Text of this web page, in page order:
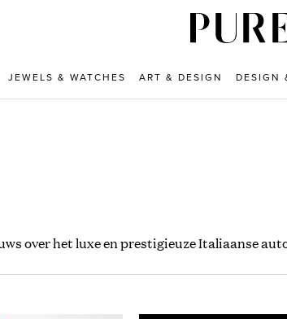
JEWELS & WATCHES ART & DESIGN DESIGN
over het luxe en prestigieuze Italiaanse